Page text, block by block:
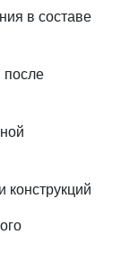
в составе
после